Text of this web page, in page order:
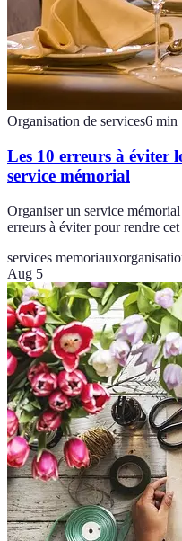
Organisation de services6 min
Les 10 erreurs à éviter
service mémorial
Organiser un service
erreurs à éviter pour rendre
services memoriaux
Aug 5